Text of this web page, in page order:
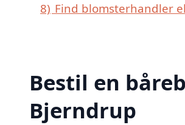
8) Find blomsterhandler
Bestil en
Bjerndrup